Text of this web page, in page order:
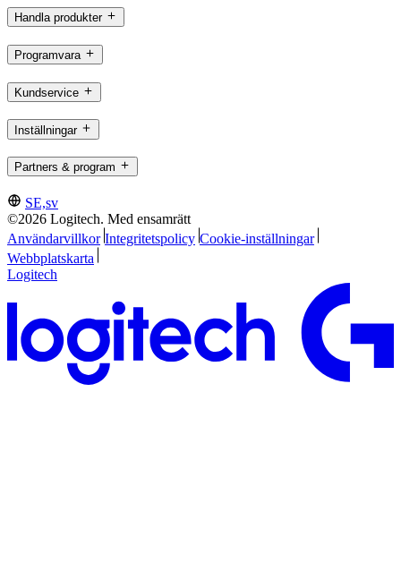
Handla produkter
Programvara
Kundservice
Inställningar
Partners & program
SE,sv
©2026 Logitech. Med ensamrätt
Användarvillkor Integritetspolicy Cookie-inställningar
Webbplatskarta
Logitech